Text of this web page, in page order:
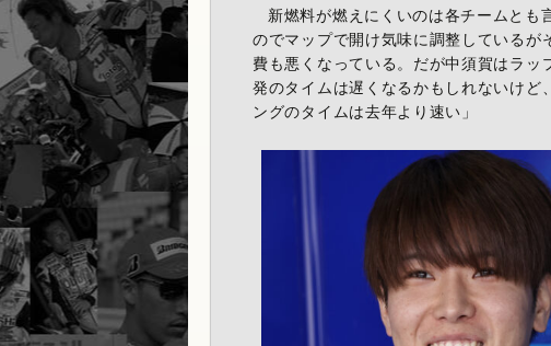
新燃料が燃えにくいのは各チームとも
のでマップで開け気味に調整しているが
費も悪くなっている。だが中須賀はラ
発のタイムは遅くなるかもしれないけど
ングのタイムは去年より速い」